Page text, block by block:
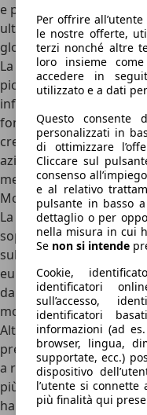
e partnership hanno
ulteriormente e di
globale.
La storia di Geely è un
piccola azienda locale
influente produttore
fondatore Li Shufu è
crescita, dimostrando
aziendali ben pianificate
mercato
Modelli di Geely
La Geely ha compiuto
soprattutto nell'ultimo
sul mercato nazionale
europeo poi, automobili
dalle linee minimali e
motore potente e
Altri veicoli, come la MK
presentandosi in due
a rispondere alle
più tradizionali o quelli
hanno riscosso un certo
Per offrire
le nostre offerte,
terzi nonché altre
loro insieme
accedere in
utilizzato e a dati
Questo consente
personalizzati in
di ottimizzare
Cliccare sul
consenso
e al relativo
pulsante in basso
dettaglio o per
nella misura in cui
Se non si intende
Cookie,
identificatori
sull’accesso,
identificatori
informazioni (ad
browser, lingua,
supportate, ecc.)
dispositivo
l’utente si
più finalità qui